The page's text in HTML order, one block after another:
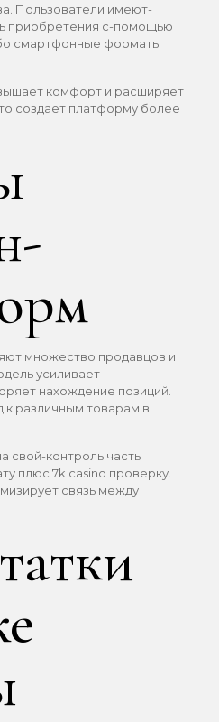
Пользователи имеют-
приобретения с-помощью
смартфонные форматы
комфорт и расширяет
создает платформу более
множество продавцов и
усиливает
нахождение позиций.
к различным товарам в
свой-контроль часть
плюс 7k casino проверку.
связь между